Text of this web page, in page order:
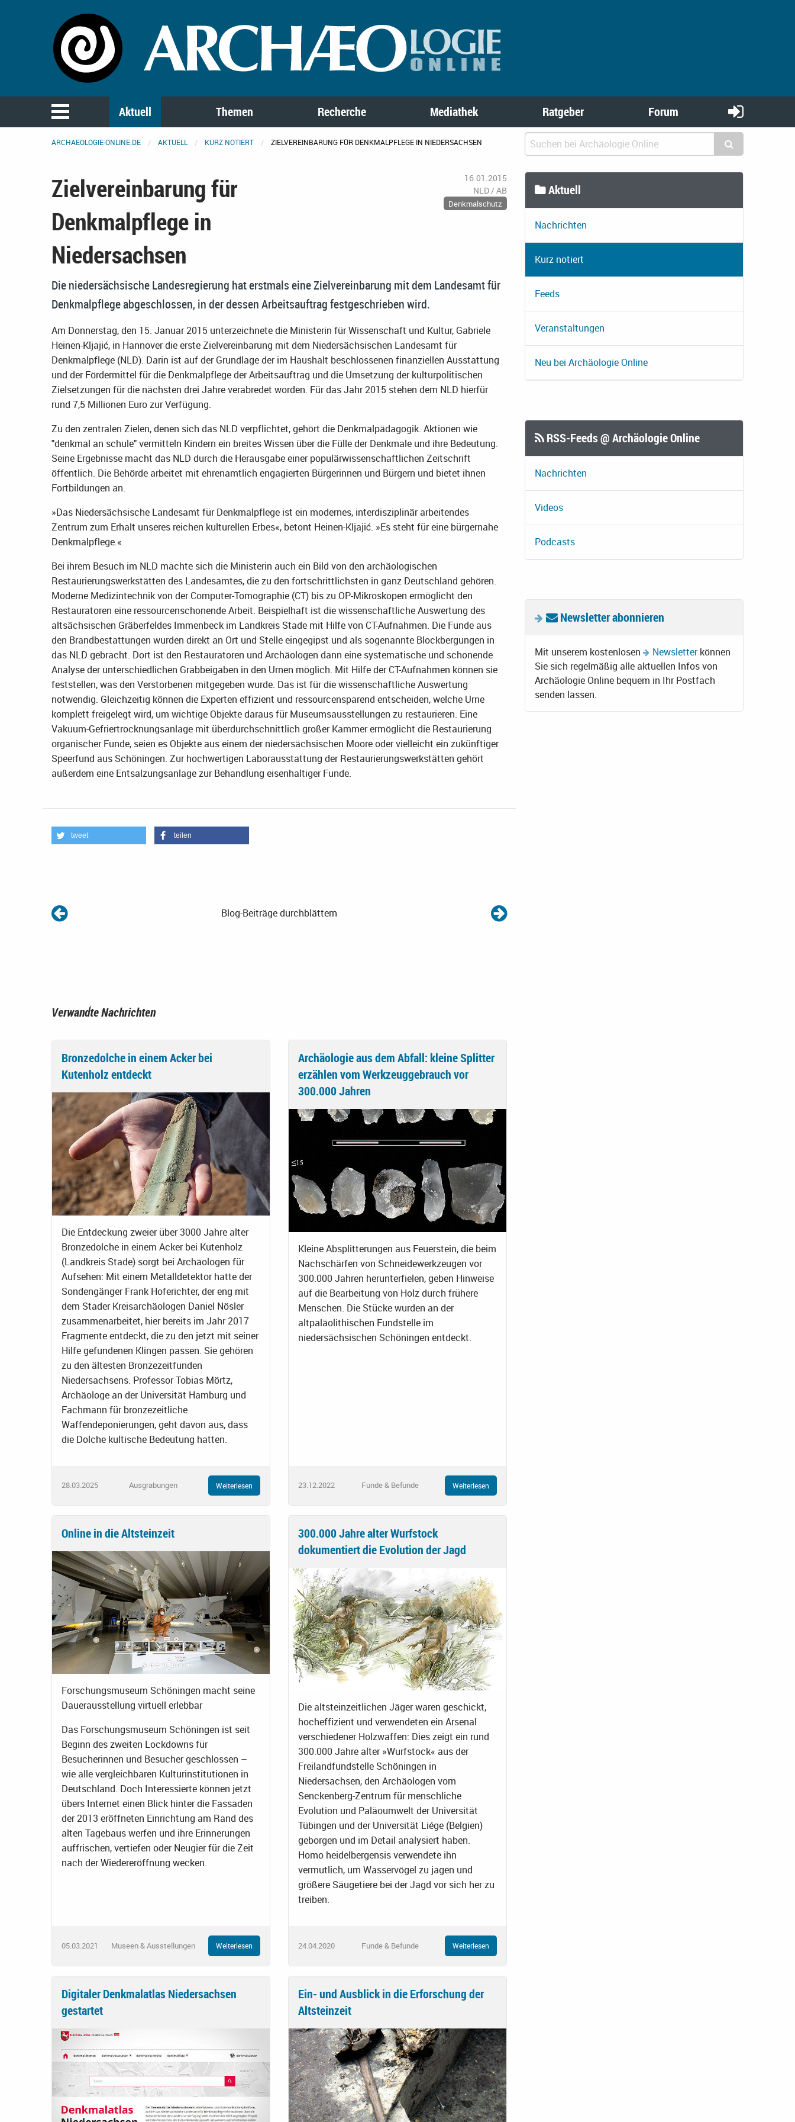
Aktuell Themen Recherche Mediathek Ratgeber Forum
ARCHAEOLOGIE-ONLINE.DE AKTUELL KURZ NOTIERT ZIELVEREINBARUNG FÜR DENKMALPFLEGE IN NIEDERSACHSEN
Zielvereinbarung für
Denkmalpflege in
Niedersachsen
16.01.2015
NLD / AB
Denkmalschutz
Die niedersächsische Landesregierung hat erstmals eine Zielvereinbarung mit dem Landesamt für
Denkmalpflege abgeschlossen, in der dessen Arbeitsauftrag festgeschrieben wird.
Am Donnerstag, den 15. Januar 2015 unterzeichnete die Ministerin für Wissenschaft und Kultur, Gabriele
Heinen-Kljajić, in Hannover die erste Zielvereinbarung mit dem Niedersächsischen Landesamt für
Denkmalpflege (NLD). Darin ist auf der Grundlage der im Haushalt beschlossenen finanziellen Ausstattung
und der Fördermittel für die Denkmalpflege der Arbeitsauftrag und die Umsetzung der kulturpolitischen
Zielsetzungen für die nächsten drei Jahre verabredet worden. Für das Jahr 2015 stehen dem NLD hierfür
rund 7,5 Millionen Euro zur Verfügung.
Zu den zentralen Zielen, denen sich das NLD verpflichtet, gehört die Denkmalpädagogik. Aktionen wie
"denkmal an schule" vermitteln Kindern ein breites Wissen über die Fülle der Denkmale und ihre Bedeutung.
Seine Ergebnisse macht das NLD durch die Herausgabe einer populärwissenschaftlichen Zeitschrift
öffentlich. Die Behörde arbeitet mit ehrenamtlich engagierten Bürgerinnen und Bürgern und bietet ihnen
Fortbildungen an.
»Das Niedersächsische Landesamt für Denkmalpflege ist ein modernes, interdisziplinär arbeitendes
Zentrum zum Erhalt unseres reichen kulturellen Erbes«, betont Heinen-Kljajić. »Es steht für eine bürgernahe
Denkmalpflege.«
Bei ihrem Besuch im NLD machte sich die Ministerin auch ein Bild von den archäologischen
Restaurierungswerkstätten des Landesamtes, die zu den fortschrittlichsten in ganz Deutschland gehören.
Moderne Medizintechnik von der Computer-Tomographie (CT) bis zu OP-Mikroskopen ermöglicht den
Restauratoren eine ressourcenschonende Arbeit. Beispielhaft ist die wissenschaftliche Auswertung des
altsächsischen Gräberfeldes Immenbeck im Landkreis Stade mit Hilfe von CT-Aufnahmen. Die Funde aus
den Brandbestattungen wurden direkt an Ort und Stelle eingegipst und als sogenannte Blockbergungen in
das NLD gebracht. Dort ist den Restauratoren und Archäologen dann eine systematische und schonende
Analyse der unterschiedlichen Grabbeigaben in den Urnen möglich. Mit Hilfe der CT-Aufnahmen können sie
feststellen, was den Verstorbenen mitgegeben wurde. Das ist für die wissenschaftliche Auswertung
notwendig. Gleichzeitig können die Experten effizient und ressourcensparend entscheiden, welche Urne
komplett freigelegt wird, um wichtige Objekte daraus für Museumsausstellungen zu restaurieren. Eine
Vakuum-Gefriertrocknungsanlage mit überdurchschnittlich großer Kammer ermöglicht die Restaurierung
organischer Funde, seien es Objekte aus einem der niedersächsischen Moore oder vielleicht ein zukünftiger
Speerfund aus Schöningen. Zur hochwertigen Laborausstattung der Restaurierungswerkstätten gehört
außerdem eine Entsalzungsanlage zur Behandlung eisenhaltiger Funde.
tweet teilen
Blog-Beiträge durchblättern
Verwandte Nachrichten
Bronzedolche in einem Acker bei
Kutenholz entdeckt
Die Entdeckung zweier über 3000 Jahre alter
Bronzedolche in einem Acker bei Kutenholz
(Landkreis Stade) sorgt bei Archäologen für
Aufsehen: Mit einem Metalldetektor hatte der
Sondengänger Frank Hoferichter, der eng mit
dem Stader Kreisarchäologen Daniel Nösler
zusammenarbeitet, hier bereits im Jahr 2017
Fragmente entdeckt, die zu den jetzt mit seiner
Hilfe gefundenen Klingen passen. Sie gehören
zu den ältesten Bronzezeitfunden
Niedersachsens. Professor Tobias Mörtz,
Archäologe an der Universität Hamburg und
Fachmann für bronzezeitliche
Waffendeponierungen, geht davon aus, dass
die Dolche kultische Bedeutung hatten.
28.03.2025 Ausgrabungen Weiterlesen
Archäologie aus dem Abfall: kleine Splitter
erzählen vom Werkzeuggebrauch vor
300.000 Jahren
Kleine Absplitterungen aus Feuerstein, die beim
Nachschärfen von Schneidewerkzeugen vor
300.000 Jahren herunterfielen, geben Hinweise
auf die Bearbeitung von Holz durch frühere
Menschen. Die Stücke wurden an der
altpaläolithischen Fundstelle im
niedersächsischen Schöningen entdeckt.
23.12.2022 Funde & Befunde Weiterlesen
Online in die Altsteinzeit
Forschungsmuseum Schöningen macht seine
Dauerausstellung virtuell erlebbar
Das Forschungsmuseum Schöningen ist seit
Beginn des zweiten Lockdowns für
Besucherinnen und Besucher geschlossen –
wie alle vergleichbaren Kulturinstitutionen in
Deutschland. Doch Interessierte können jetzt
übers Internet einen Blick hinter die Fassaden
der 2013 eröffneten Einrichtung am Rand des
alten Tagebaus werfen und ihre Erinnerungen
auffrischen, vertiefen oder Neugier für die Zeit
nach der Wiedereröffnung wecken.
05.03.2021 Museen & Ausstellungen Weiterlesen
300.000 Jahre alter Wurfstock
dokumentiert die Evolution der Jagd
Die altsteinzeitlichen Jäger waren geschickt,
hocheffizient und verwendeten ein Arsenal
verschiedener Holzwaffen: Dies zeigt ein rund
300.000 Jahre alter »Wurfstock« aus der
Freilandfundstelle Schöningen in
Niedersachsen, den Archäologen vom
Senckenberg-Zentrum für menschliche
Evolution und Paläoumwelt der Universität
Tübingen und der Universität Liége (Belgien)
geborgen und im Detail analysiert haben.
Homo heidelbergensis verwendete ihn
vermutlich, um Wasservögel zu jagen und
größere Säugetiere bei der Jagd vor sich her zu
treiben.
24.04.2020 Funde & Befunde Weiterlesen
Digitaler Denkmalatlas Niedersachsen
gestartet
Ein- und Ausblick in die Erforschung der
Altsteinzeit
Aktuell
Nachrichten
Kurz notiert
Feeds
Veranstaltungen
Neu bei Archäologie Online
RSS-Feeds @ Archäologie Online
Nachrichten
Videos
Podcasts
Newsletter abonnieren
Mit unserem kostenlosen Newsletterkönnen
Sie sich regelmäßig alle aktuellen Infos von
Archäologie Online bequem in Ihr Postfach
senden lassen.